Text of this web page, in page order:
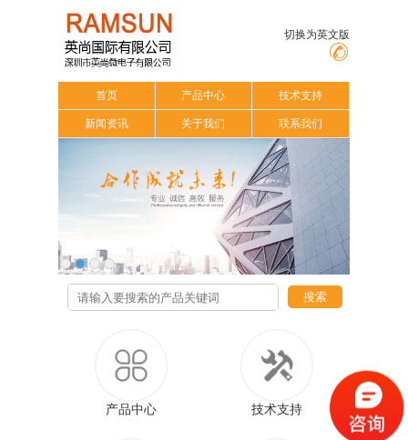
切换为英文版
首页 产品中心 技术支持
新闻资讯 关于我们 联系我们
搜索
产品中心 技术支持